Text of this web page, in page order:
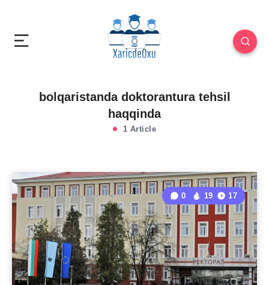
bolqaristanda doktorantura tehsil
haqqinda
1 Article
0 19 17